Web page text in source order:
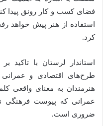
فضای کسب و کار رونق پیدا
استفاده از هنر پیش خواهد
کرد.
استاندار لرستان با
طرح‌های اقتصادی و
هنرمندان به معنای واقعی
عمرانی که پیوست فرهنگی
ضروری است.